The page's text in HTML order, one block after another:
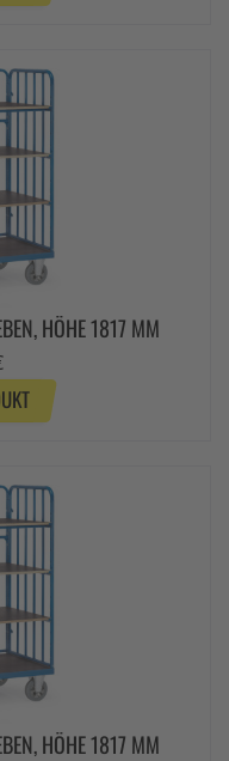
HÖHE 1817 MM
HÖHE 1817 MM